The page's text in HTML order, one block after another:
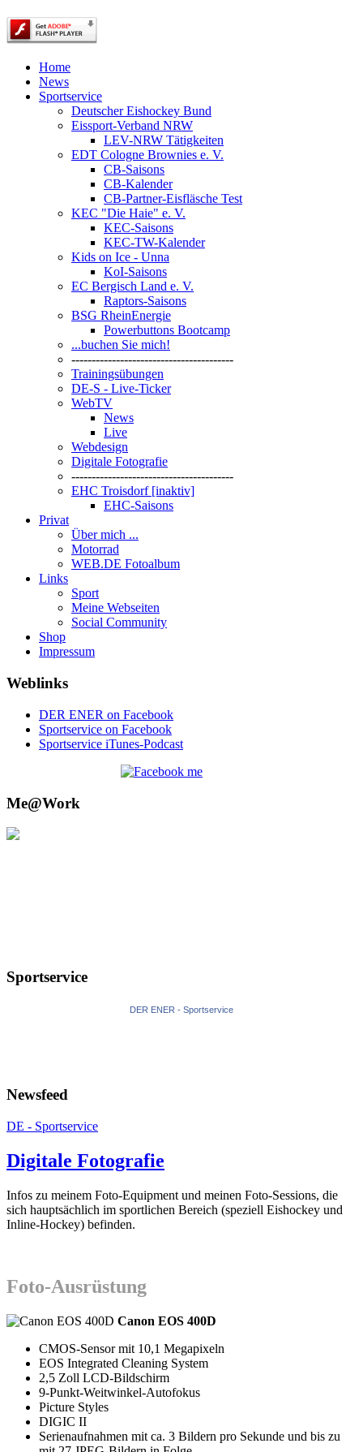
Home
News
Sportservice
Deutscher Eishockey Bund
Eissport-Verband NRW
LEV-NRW Tätigkeiten
EDT Cologne Brownies e. V.
CB-Saisons
CB-Kalender
CB-Partner-Eisfläsche Test
KEC "Die Haie" e. V.
KEC-Saisons
KEC-TW-Kalender
Kids on Ice - Unna
KoI-Saisons
EC Bergisch Land e. V.
Raptors-Saisons
BSG RheinEnergie
Powerbuttons Bootcamp
...buchen Sie mich!
----------------------------------------
Trainingsübungen
DE-S - Live-Ticker
WebTV
News
Live
Webdesign
Digitale Fotografie
----------------------------------------
EHC Troisdorf [inaktiv]
EHC-Saisons
Privat
Über mich ...
Motorrad
WEB.DE Fotoalbum
Links
Sport
Meine Webseiten
Social Community
Shop
Impressum
Weblinks
DER ENER on Facebook
Sportservice on Facebook
Sportservice iTunes-Podcast
Me@Work
Sportservice
DER ENER - Sportservice
Newsfeed
DE - Sportservice
Digitale Fotografie
Infos zu meinem Foto-Equipment und meinen Foto-Sessions, die
sich hauptsächlich im sportlichen Bereich (speziell Eishockey und
Inline-Hockey) befinden.
Foto-Ausrüstung
Canon EOS 400D
CMOS-Sensor mit 10,1 Megapixeln
EOS Integrated Cleaning System
2,5 Zoll LCD-Bildschirm
9-Punkt-Weitwinkel-Autofokus
Picture Styles
DIGIC II
Serienaufnahmen mit ca. 3 Bildern pro Sekunde und bis zu